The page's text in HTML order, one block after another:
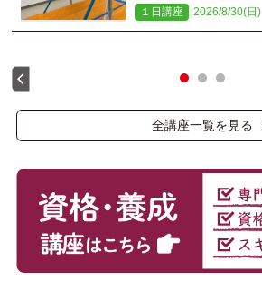
１日講座 2026/8/30(日)
全講座一覧を見る